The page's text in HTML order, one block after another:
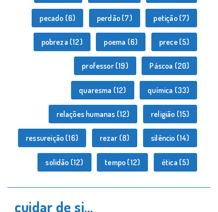
pecado (6) perdão(7) petição(7)
pobreza (12) poema (6) prece(5)
professor(19) Páscoa (20)
quaresma (12) química (33)
relações humanas (12) religião (15)
ressureição (16) rezar (8) silêncio (14)
solidão (12) tempo (12) ética (5)
cuidar de si…